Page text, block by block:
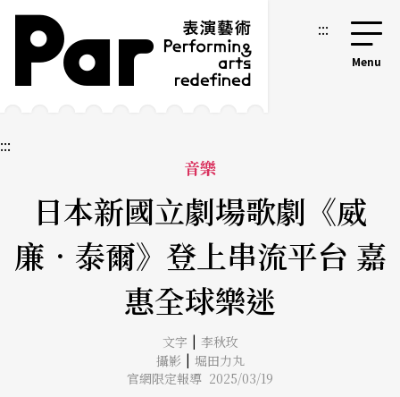
跳到主要內容區塊
網站導覽 :::
:::
音樂
日本新國立劇場歌劇《威
廉．泰爾》登上串流平台 嘉
惠全球樂迷
文字 | 李秋玫
攝影 | 堀田力丸
官網限定報導 2025/03/19